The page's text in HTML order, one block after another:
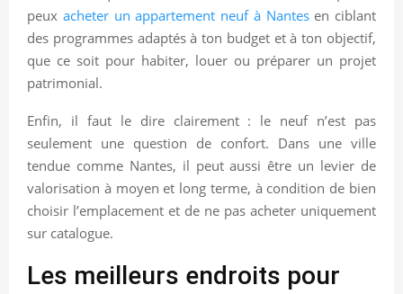
peux acheter un appartement neuf à Nantesen ciblant
des programmes adaptés à ton budget et à ton objectif,
que ce soit pour habiter, louer ou préparer un projet
patrimonial.
Enfin, il faut le dire clairement : le neuf n’est pas
seulement une question de confort. Dans une ville
tendue comme Nantes, il peut aussi être un levier de
valorisation à moyen et long terme, à condition de bien
choisir l’emplacement et de ne pas acheter uniquement
sur catalogue.
Les meilleurs endroits pour